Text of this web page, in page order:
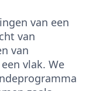
van een
van
van
vlak. We